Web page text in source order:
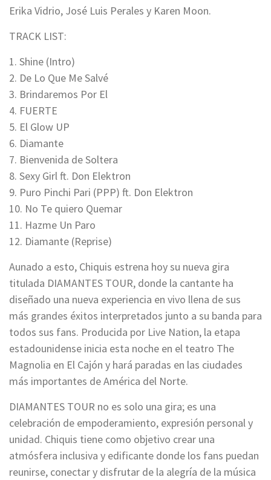
Erika Vidrio, José Luis Perales y Karen Moon.
TRACK LIST:
1. Shine (Intro)
2. De Lo Que Me Salvé
3. Brindaremos Por El
4. FUERTE
5. El Glow UP
6. Diamante
7. Bienvenida de Soltera
8. Sexy Girl ft. Don Elektron
9. Puro Pinchi Pari (PPP) ft. Don Elektron
10. No Te quiero Quemar
11. Hazme Un Paro
12. Diamante (Reprise)
Aunado a esto, Chiquis estrena hoy su nueva gira
titulada DIAMANTES TOUR, donde la cantante ha
diseñado una nueva experiencia en vivo llena de sus
más grandes éxitos interpretados junto a su banda para
todos sus fans. Producida por Live Nation, la etapa
estadounidense inicia esta noche en el teatro The
Magnolia en El Cajón y hará paradas en las ciudades
más importantes de América del Norte.
DIAMANTES TOUR no es solo una gira; es una
celebración de empoderamiento, expresión personal y
unidad. Chiquis tiene como objetivo crear una
atmósfera inclusiva y edificante donde los fans puedan
reunirse, conectar y disfrutar de la alegría de la música